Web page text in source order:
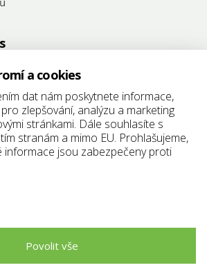
a cookies
dat nám poskytnete informace,
zlepšování, analýzu a marketing
stránkami. Dále souhlasíte s
stranám a mimo EU. Prohlašujeme,
informace jsou zabezpečeny proti
Povolit vše